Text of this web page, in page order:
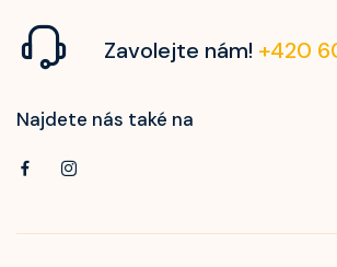
Zavolejte nám! +420
Najdete nás také na